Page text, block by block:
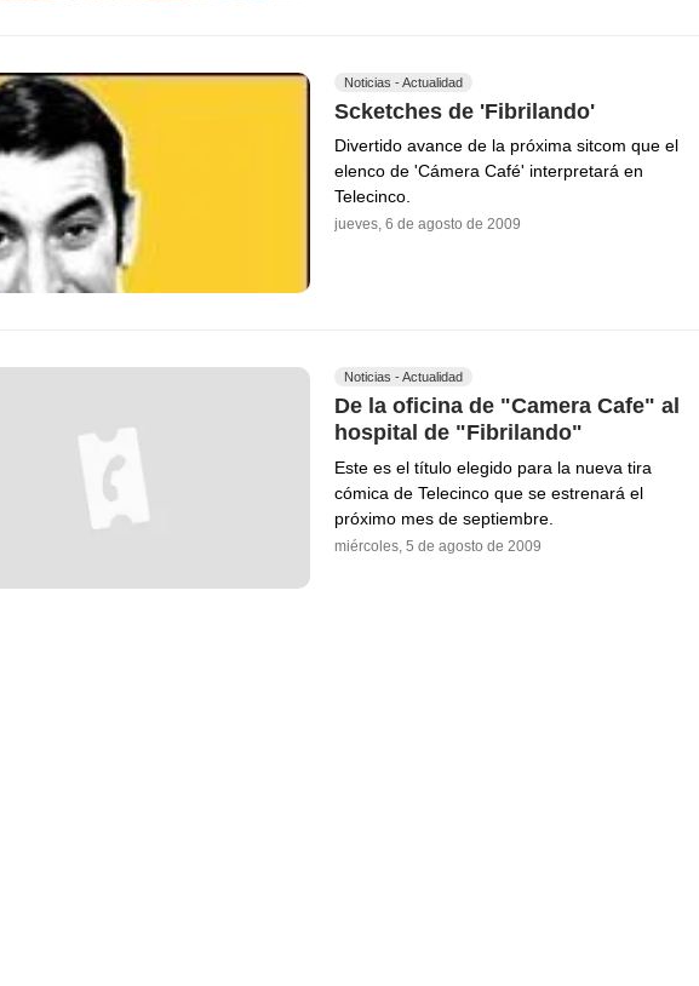
Noticias - Actualidad
Scketches de 'Fibrilando'
Divertido avance de la próxima sitcom que el
elenco de 'Cámera Café' interpretará en
Telecinco.
jueves, 6 de agosto de 2009
Noticias - Actualidad
De la oficina de "Camera Cafe" al
hospital de "Fibrilando"
Este es el título elegido para la nueva tira
cómica de Telecinco que se estrenará el
próximo mes de septiembre.
miércoles, 5 de agosto de 2009